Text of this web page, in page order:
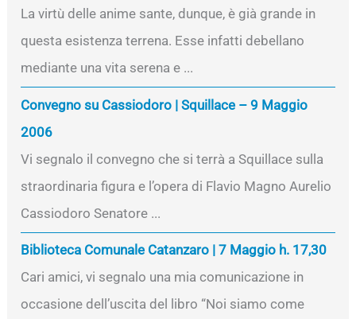
La virtù delle anime sante, dunque, è già grande in
questa esistenza terrena. Esse infatti debellano
mediante una vita serena e ...
Convegno su Cassiodoro | Squillace – 9 Maggio
2006
Vi segnalo il convegno che si terrà a Squillace sulla
straordinaria figura e l’opera di Flavio Magno Aurelio
Cassiodoro Senatore ...
Biblioteca Comunale Catanzaro | 7 Maggio h. 17,30
Cari amici, vi segnalo una mia comunicazione in
occasione dell’uscita del libro “Noi siamo come